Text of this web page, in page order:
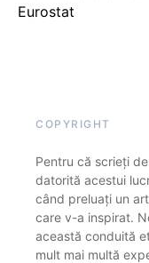
Eurostat
COPYRIGHT
Pentru că scrieți
datorită acestui
când preluați un
care v-a inspirat.
această conduită
mult mai multă